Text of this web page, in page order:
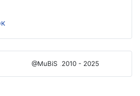
@MuBiS 2010 - 2025